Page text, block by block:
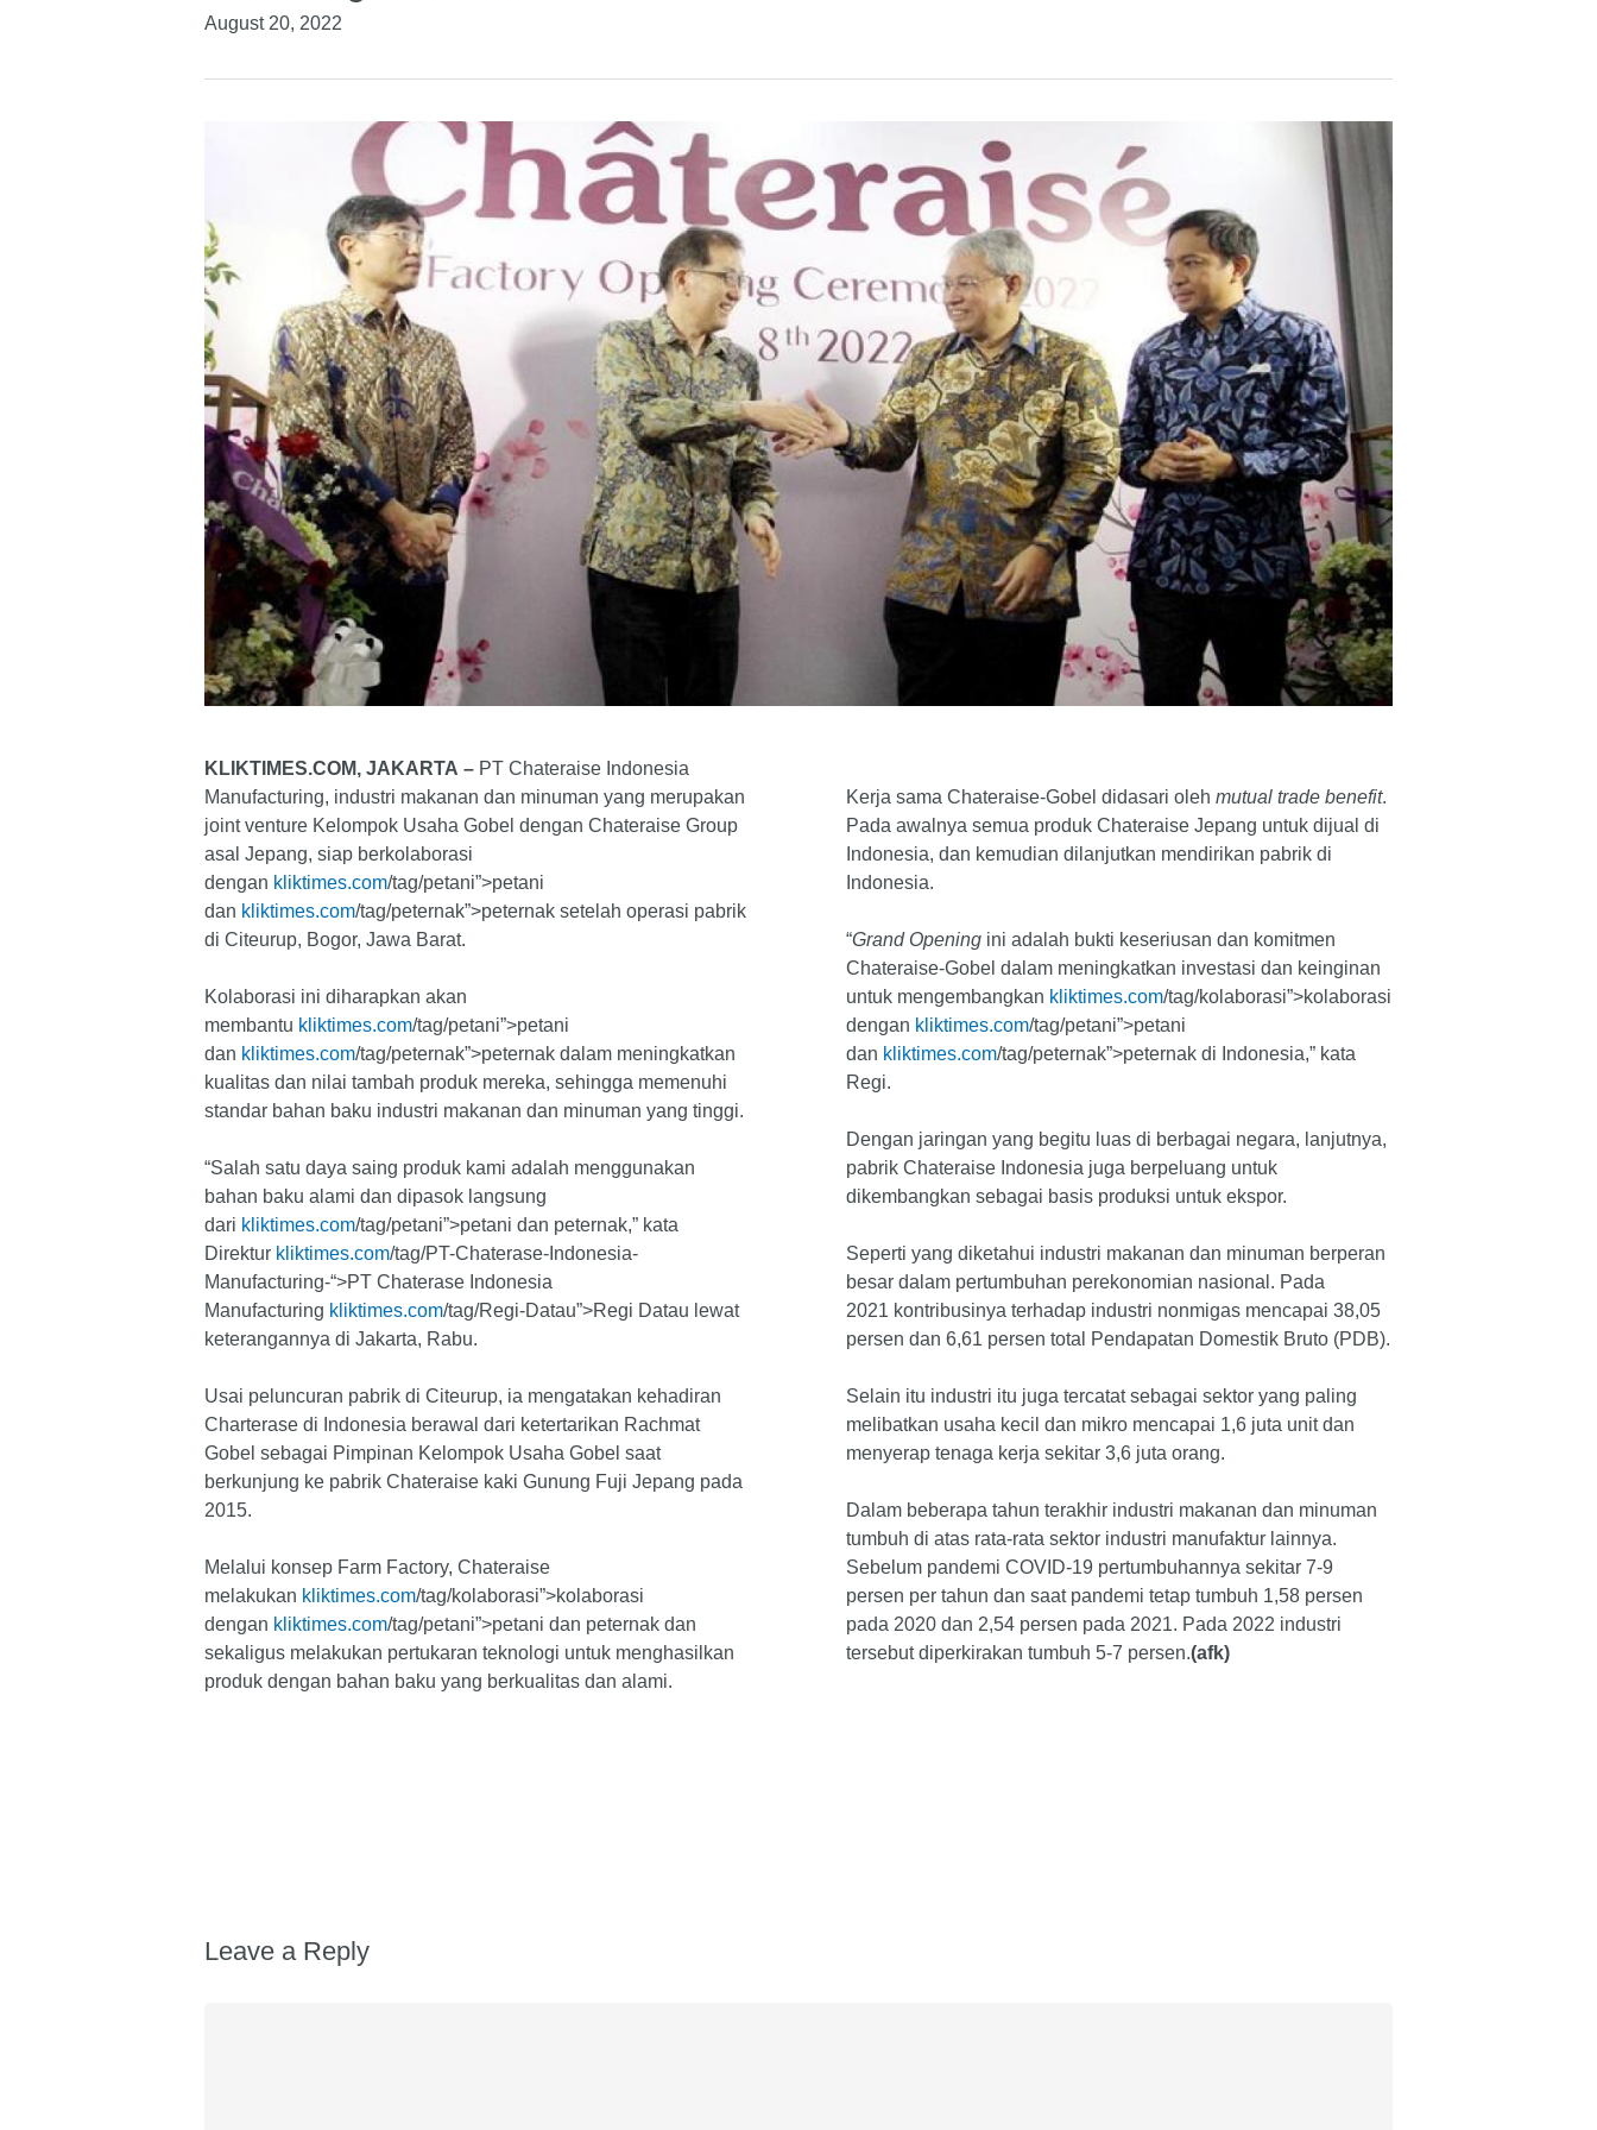
Hit enter to search or ESC to close
August 20, 2022
KLIKTIMES.COM, JAKARTA – PT Chateraise Indonesia
Manufacturing, industri makanan dan minuman yang merupakan
joint venture Kelompok Usaha Gobel dengan Chateraise Group
asal Jepang, siap berkolaborasi
dengan kliktimes.com/tag/petani”>petani
dan kliktimes.com/tag/peternak”>peternak setelah operasi pabrik
di Citeurup, Bogor, Jawa Barat.
Kolaborasi ini diharapkan akan
membantu kliktimes.com/tag/petani”>petani
dan kliktimes.com/tag/peternak”>peternak dalam meningkatkan
kualitas dan nilai tambah produk mereka, sehingga memenuhi
standar bahan baku industri makanan dan minuman yang tinggi.
“Salah satu daya saing produk kami adalah menggunakan
bahan baku alami dan dipasok langsung
dari kliktimes.com/tag/petani”>petani dan peternak,” kata
Direktur kliktimes.com/tag/PT-Chaterase-Indonesia-
Manufacturing-“>PT Chaterase Indonesia
Manufacturing kliktimes.com/tag/Regi-Datau”>Regi Datau lewat
keterangannya di Jakarta, Rabu.
Usai peluncuran pabrik di Citeurup, ia mengatakan kehadiran
Charterase di Indonesia berawal dari ketertarikan Rachmat
Gobel sebagai Pimpinan Kelompok Usaha Gobel saat
berkunjung ke pabrik Chateraise kaki Gunung Fuji Jepang pada
2015.
Melalui konsep Farm Factory, Chateraise
melakukan kliktimes.com/tag/kolaborasi”>kolaborasi
dengan kliktimes.com/tag/petani”>petani dan peternak dan
sekaligus melakukan pertukaran teknologi untuk menghasilkan
produk dengan bahan baku yang berkualitas dan alami.
Kerja sama Chateraise-Gobel didasari oleh mutual trade benefit.
Pada awalnya semua produk Chateraise Jepang untuk dijual di
Indonesia, dan kemudian dilanjutkan mendirikan pabrik di
Indonesia.
“Grand Opening ini adalah bukti keseriusan dan komitmen
Chateraise-Gobel dalam meningkatkan investasi dan keinginan
untuk mengembangkan kliktimes.com/tag/kolaborasi”>kolaborasi
dengan kliktimes.com/tag/petani”>petani
dan kliktimes.com/tag/peternak”>peternak di Indonesia,” kata
Regi.
Dengan jaringan yang begitu luas di berbagai negara, lanjutnya,
pabrik Chateraise Indonesia juga berpeluang untuk
dikembangkan sebagai basis produksi untuk ekspor.
Seperti yang diketahui industri makanan dan minuman berperan
besar dalam pertumbuhan perekonomian nasional. Pada
2021 kontribusinya terhadap industri nonmigas mencapai 38,05
persen dan 6,61 persen total Pendapatan Domestik Bruto (PDB).
Selain itu industri itu juga tercatat sebagai sektor yang paling
melibatkan usaha kecil dan mikro mencapai 1,6 juta unit dan
menyerap tenaga kerja sekitar 3,6 juta orang.
Dalam beberapa tahun terakhir industri makanan dan minuman
tumbuh di atas rata-rata sektor industri manufaktur lainnya.
Sebelum pandemi COVID-19 pertumbuhannya sekitar 7-9
persen per tahun dan saat pandemi tetap tumbuh 1,58 persen
pada 2020 dan 2,54 persen pada 2021. Pada 2022 industri
tersebut diperkirakan tumbuh 5-7 persen.(afk)
Leave a Reply